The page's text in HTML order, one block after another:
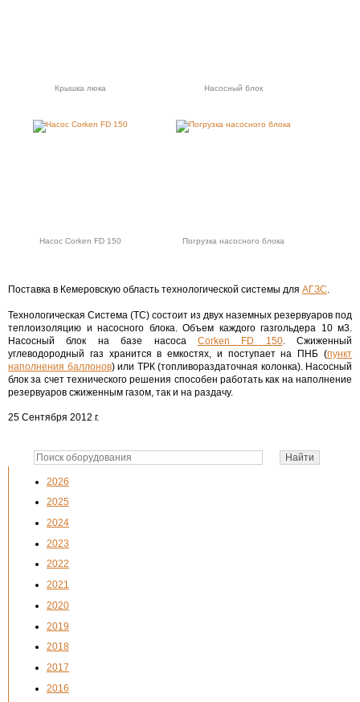
2026
2025
2024
2023
2022
2021
2020
2019
2018
2017
2016
Крышка люка Насосный блок
Насос Corken FD 150 Погрузка насосного блока
Поставка в Кемеровскую область технологической системы для АГЗС
Технологическая Система (ТС) состоит из двух наземных резервуаров под
теплоизоляцию и насосного блока. Объем каждого газгольдера 10 м3.
Насосный блок на базе насоса Corken FD 150. Сжиженный
углеводородный газ хранится в емкостях, и поступает на ПНБ (пункт
наполнения баллонов) или ТРК (топливораздаточная колонка). Насосный
блок за счет технического решения способен работать как на наполнение
резервуаров сжиженным газом, так и на раздачу.
25 Сентября 2012 г.